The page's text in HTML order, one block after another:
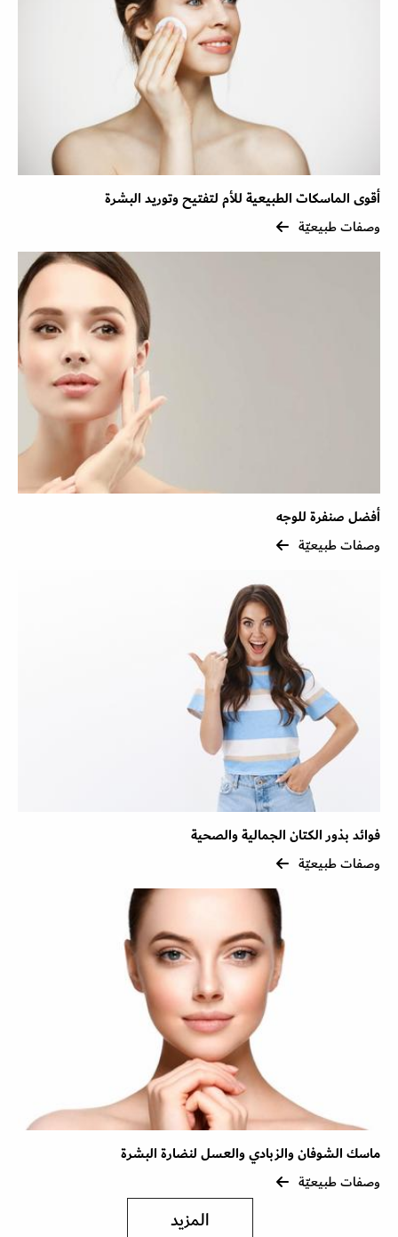
أقوى الماسكات الطبيعية للأم لتفتيح وتوريد البشرة
وصفات طبيعيّة
أفضل صنفرة للوجه
وصفات طبيعيّة
فوائد بذور الكتان الجمالية والصحية
وصفات طبيعيّة
ماسك الشوفان والزبادي والعسل لنضارة البشرة
وصفات طبيعيّة
المزيد